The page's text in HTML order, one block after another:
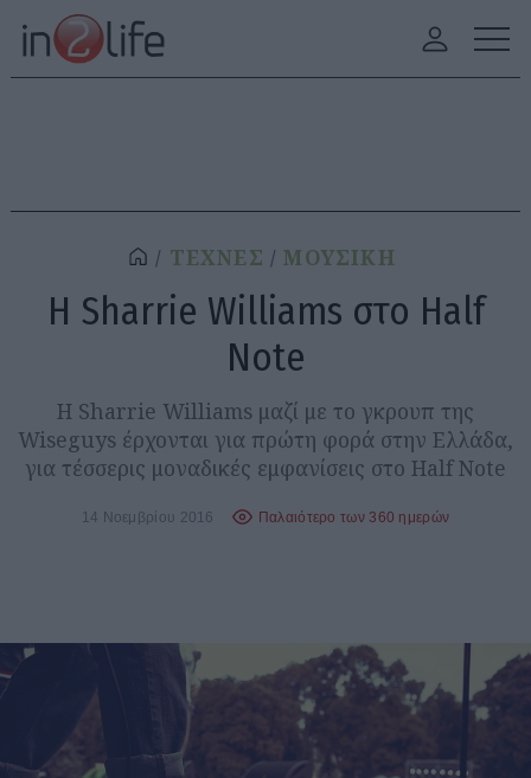
ΤΕΧΝΕΣ ΜΟΥΣΙΚΗ
H Sharrie Williams στο Half
Note
H Sharrie Williams μαζί με το γκρουπ της
Wiseguys έρχονται για πρώτη φορά στην Ελλάδα,
για τέσσερις μοναδικές εμφανίσεις στο Half Note
14 Νοεμβρίου 2016 Παλαιότερο των 360 ημερών